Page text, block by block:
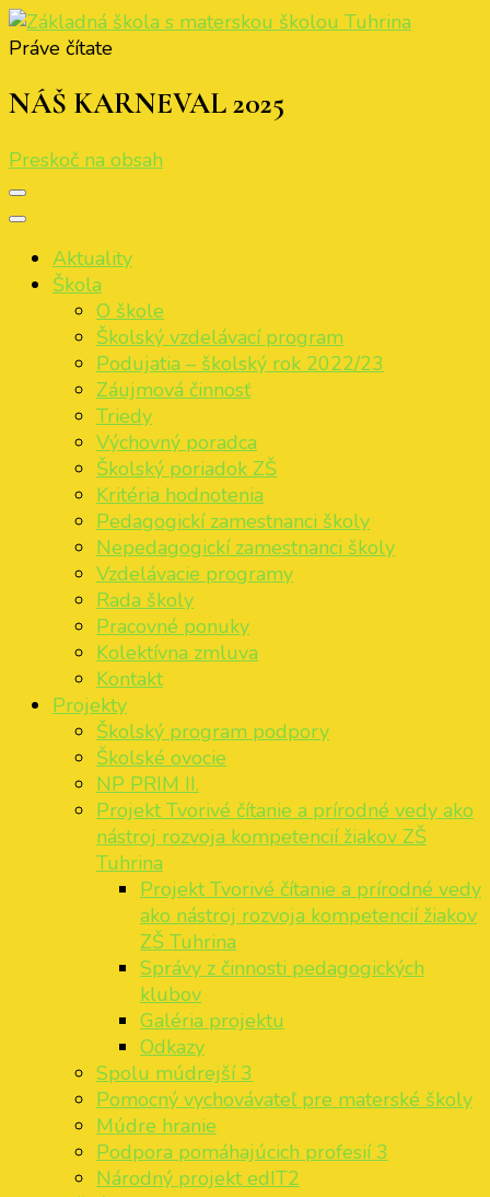
Práve čítate
NÁŠ KARNEVAL 2025
Preskoč na obsah
Aktuality
Škola
O škole
Školský vzdelávací program
Podujatia – školský rok 2022/23
Záujmová činnosť
Triedy
Výchovný poradca
Školský poriadok ZŠ
Kritéria hodnotenia
Pedagogickí zamestnanci školy
Nepedagogickí zamestnanci školy
Vzdelávacie programy
Rada školy
Pracovné ponuky
Kolektívna zmluva
Kontakt
Projekty
Školský program podpory
Školské ovocie
NP PRIM II.
Projekt Tvorivé čítanie a prírodné vedy ako
nástroj rozvoja kompetencií žiakov ZŠ
Tuhrina
Projekt Tvorivé čítanie a prírodné vedy
ako nástroj rozvoja kompetencií žiakov
ZŠ Tuhrina
Správy z činnosti pedagogických
klubov
Galéria projektu
Odkazy
Spolu múdrejší 3
Pomocný vychovávateľ pre materské školy
Múdre hranie
Podpora pomáhajúcich profesií 3
Národný projekt edIT2